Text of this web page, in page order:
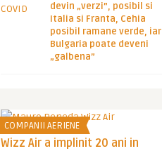
devin „verzi”, posibil si
Italia si Franta, Cehia
posibil ramane verde, iar
Bulgaria poate deveni
„galbena”
COMPANII AERIENE
Wizz Air a implinit 20 ani in